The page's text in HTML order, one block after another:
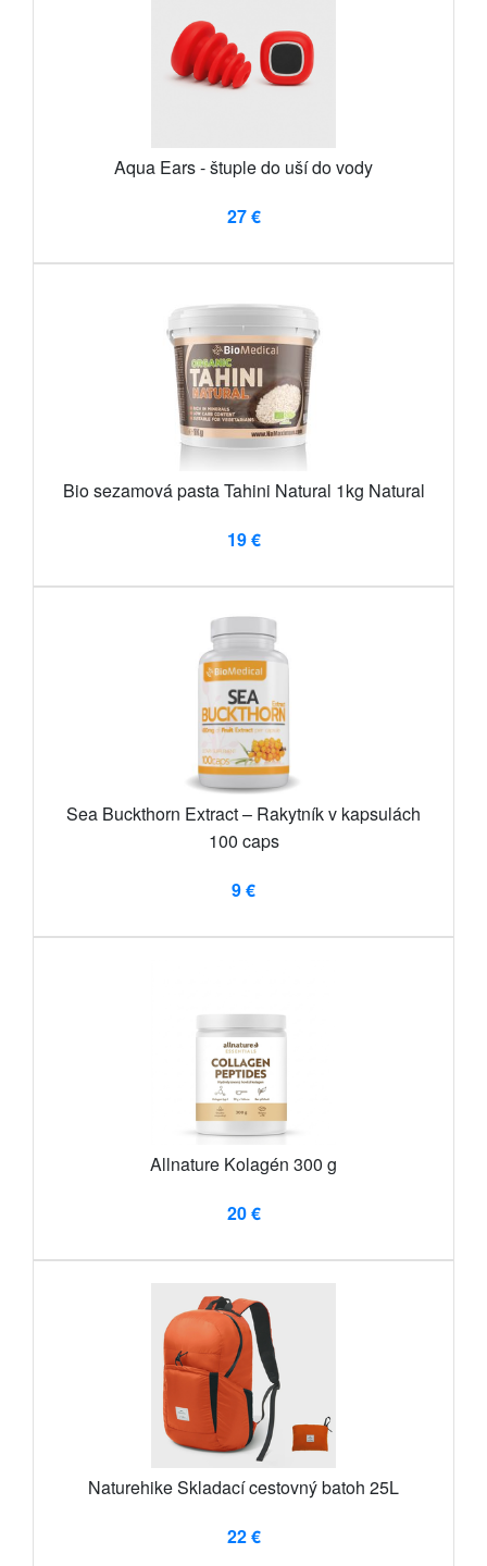
Aqua Ears - štuple do uší do vody
27 €
Bio sezamová pasta Tahini Natural 1kg Natural
19 €
Sea Buckthorn Extract – Rakytník v kapsulách
100 caps
9 €
Allnature Kolagén 300 g
20 €
Naturehike Skladací cestovný batoh 25L
22 €